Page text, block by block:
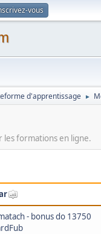
vous
d'apprentissage ►
les formations en ligne.
- bonus do 13750